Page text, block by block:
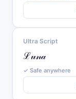
Ultra Script
ℒ𝓊𝓃𝒶
✓ Safe anywhere